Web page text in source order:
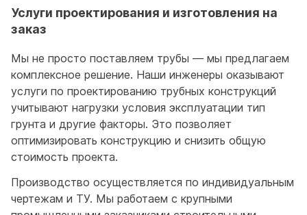
Услуги проектирования и изготовления на
заказ
Мы не просто поставляем трубы — мы предлагаем
комплексное решение. Наши инженеры оказывают
услуги по проектированию трубных конструкций
учитывают нагрузки условия эксплуатации тип
грунта и другие факторы. Это позволяет
оптимизировать конструкцию и снизить общую
стоимость проекта.
Производство осуществляется по индивидуальным
чертежам и ТУ. Мы работаем с крупными